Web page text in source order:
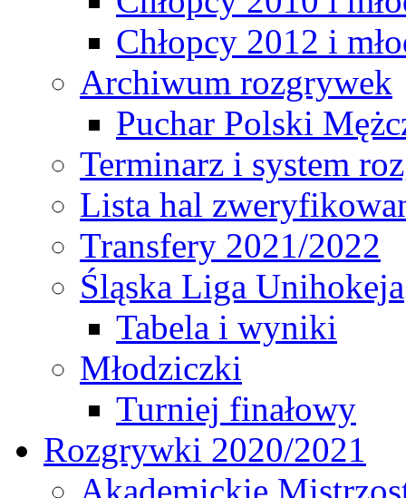
Chłopcy 2012 i
Archiwum rozgrywek
Puchar Polski
Terminarz i system
Lista hal
Transfery 2021/2022
Śląska Liga Unihokeja
Tabela i wyniki
Młodziczki
Turniej finałowy
Rozgrywki 2020/2021
Akademickie